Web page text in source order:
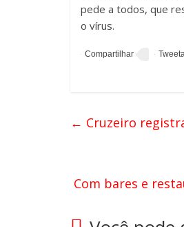
pede a todos, que
o vírus.
← Cruzeiro
Com bares e